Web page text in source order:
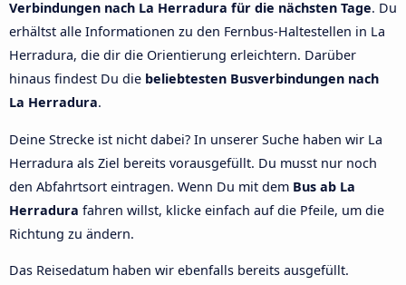
Verbindungen nach La Herradura für die nächsten Tage. Du
erhältst alle Informationen zu den Fernbus-Haltestellen in La
Herradura, die dir die Orientierung erleichtern. Darüber
hinaus findest Du die beliebtesten Busverbindungen nach
La Herradura.
Deine Strecke ist nicht dabei? In unserer Suche haben wir La
Herradura als Ziel bereits vorausgefüllt. Du musst nur noch
den Abfahrtsort eintragen. Wenn Du mit dem Bus ab La
Herradura fahren willst, klicke einfach auf die Pfeile, um die
Richtung zu ändern.
Das Reisedatum haben wir ebenfalls bereits ausgefüllt.